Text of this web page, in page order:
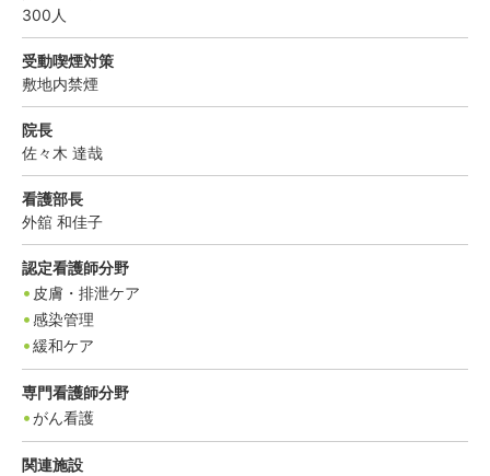
300 人
受動喫煙対策
敷地内禁煙
院長
佐々木 達哉
看護部長
外舘 和佳子
認定看護師分野
皮膚・排泄ケア
感染管理
緩和ケア
専門看護師分野
がん看護
関連施設